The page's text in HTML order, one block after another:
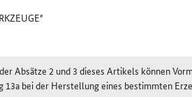
Absätze 2 und 3 dieses Artikels können
13a bei der Herstellung eines bestimmten